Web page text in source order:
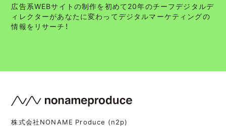
広告系WEBサイトの制作を初めて20年のチーフデジタルデ
ィレクターがあなたに変わってデジタルマーケティングの
情報をリサーチ！
株式会社NONAME Produce (n2p)